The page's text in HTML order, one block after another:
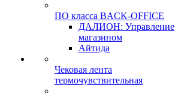
ПО класса BACK-OFFICE
ДАЛИОН: Управление
магазином
Айтида
Чековая лента
термочувствительная